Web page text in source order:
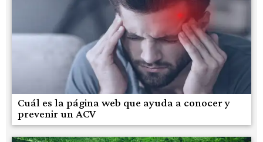
Cuál es la página web que ayuda a conocer y
prevenir un ACV